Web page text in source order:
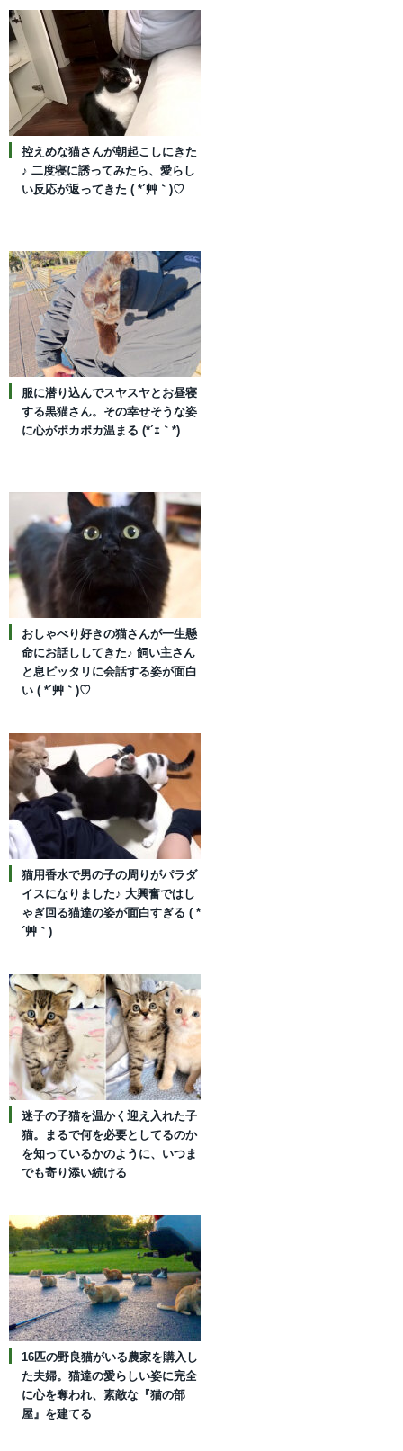
控えめな猫さんが朝起こしにきた
♪ 二度寝に誘ってみたら、愛らし
い反応が返ってきた ( *´艸｀)♡
服に潜り込んでスヤスヤとお昼寝
する黒猫さん。その幸せそうな姿
に心がポカポカ温まる (*´ｪ｀*)
おしゃべり好きの猫さんが一生懸
命にお話ししてきた♪ 飼い主さん
と息ピッタリに会話する姿が面白
い ( *´艸｀)♡
猫用香水で男の子の周りがパラダ
イスになりました♪ 大興奮ではし
ゃぎ回る猫達の姿が面白すぎる ( *
´艸｀)
迷子の子猫を温かく迎え入れた子
猫。まるで何を必要としてるのか
を知っているかのように、いつま
でも寄り添い続ける
16匹の野良猫がいる農家を購入し
た夫婦。猫達の愛らしい姿に完全
に心を奪われ、素敵な『猫の部
屋』を建てる